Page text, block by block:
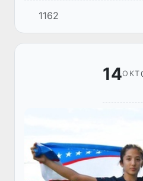
Узбекистана заняла
общекомандном зачете,
по 1 серебряной и
1162
14ОКТ